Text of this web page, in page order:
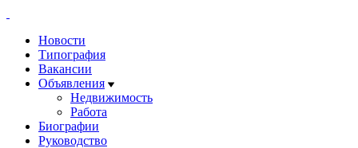
Новости
Типография
Вакансии
Объявления
Недвижимость
Работа
Биографии
Руководство